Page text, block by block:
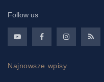
Follow us
Najnowsze wpisy